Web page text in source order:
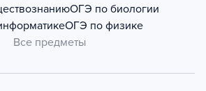
ОГЭ по биологии
ОГЭ по физике
Все предметы